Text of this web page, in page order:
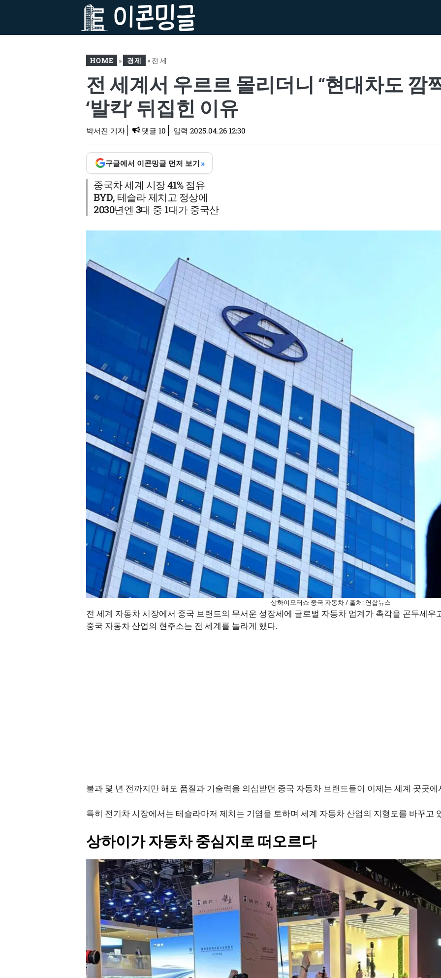
HOME » 경제 » 전 세
계서 우르르 몰리더니 “현
대차도 깜짝”…中 상하이
‘발칵’ 뒤집힌 이유
전 세계서 우르르 몰리더니 “현대차도 깜
‘발칵’ 뒤집힌 이유
박서진 기자 댓글 10 입력 2025.04.26 12:30
구글에서 이콘밍글 먼저 보기»
중국차 세계 시장 41% 점유
BYD, 테슬라 제치고 정상에
2030년엔 3대 중 1대가 중국산
상하이모터쇼 중국 자동차 / 출처: 연합뉴스
전 세계 자동차 시장에서 중국 브랜드의 무서운 성장세에 글로벌 자동차 업계가 촉각을 곤두세
중국 자동차 산업의 현주소는 전 세계를 놀라게 했다.
불과 몇 년 전까지만 해도 품질과 기술력을 의심받던 중국 자동차 브랜드들이 이제는 세계 곳곳
특히 전기차 시장에서는 테슬라마저 제치는 기염을 토하며 세계 자동차 산업의 지형도를 바꾸고
상하이가 자동차 중심지로 떠오르다